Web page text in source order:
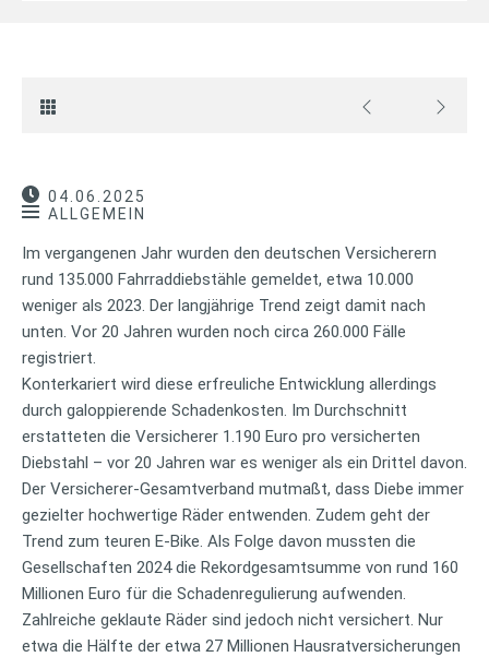
04.06.2025
ALLGEMEIN
Im vergangenen Jahr wurden den deutschen Versicherern
rund 135.000 Fahrraddiebstähle gemeldet, etwa 10.000
weniger als 2023. Der langjährige Trend zeigt damit nach
unten. Vor 20 Jahren wurden noch circa 260.000 Fälle
registriert.
Konterkariert wird diese erfreuliche Entwicklung allerdings
durch galoppierende Schadenkosten. Im Durchschnitt
erstatteten die Versicherer 1.190 Euro pro versicherten
Diebstahl – vor 20 Jahren war es weniger als ein Drittel davon.
Der Versicherer-Gesamtverband mutmaßt, dass Diebe immer
gezielter hochwertige Räder entwenden. Zudem geht der
Trend zum teuren E-Bike. Als Folge davon mussten die
Gesellschaften 2024 die Rekordgesamtsumme von rund 160
Millionen Euro für die Schadenregulierung aufwenden.
Zahlreiche geklaute Räder sind jedoch nicht versichert. Nur
etwa die Hälfte der etwa 27 Millionen Hausratversicherungen